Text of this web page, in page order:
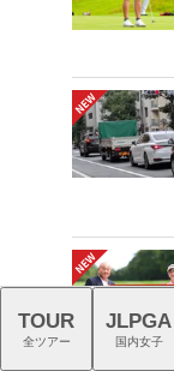
TOUR
全ツアー
JLPGA
国内女子